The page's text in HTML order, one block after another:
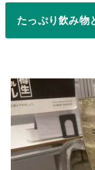
たっぷり飲み物